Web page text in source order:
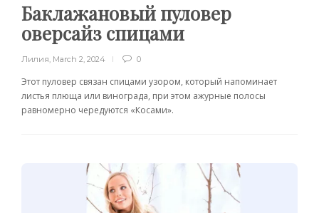
Баклажановый пуловер
оверсайз спицами
Лилия, March 2, 2024 0
Этот пуловер связан спицами узором, который напоминает
листья плюща или винограда, при этом ажурные полосы
равномерно чередуются «Косами».